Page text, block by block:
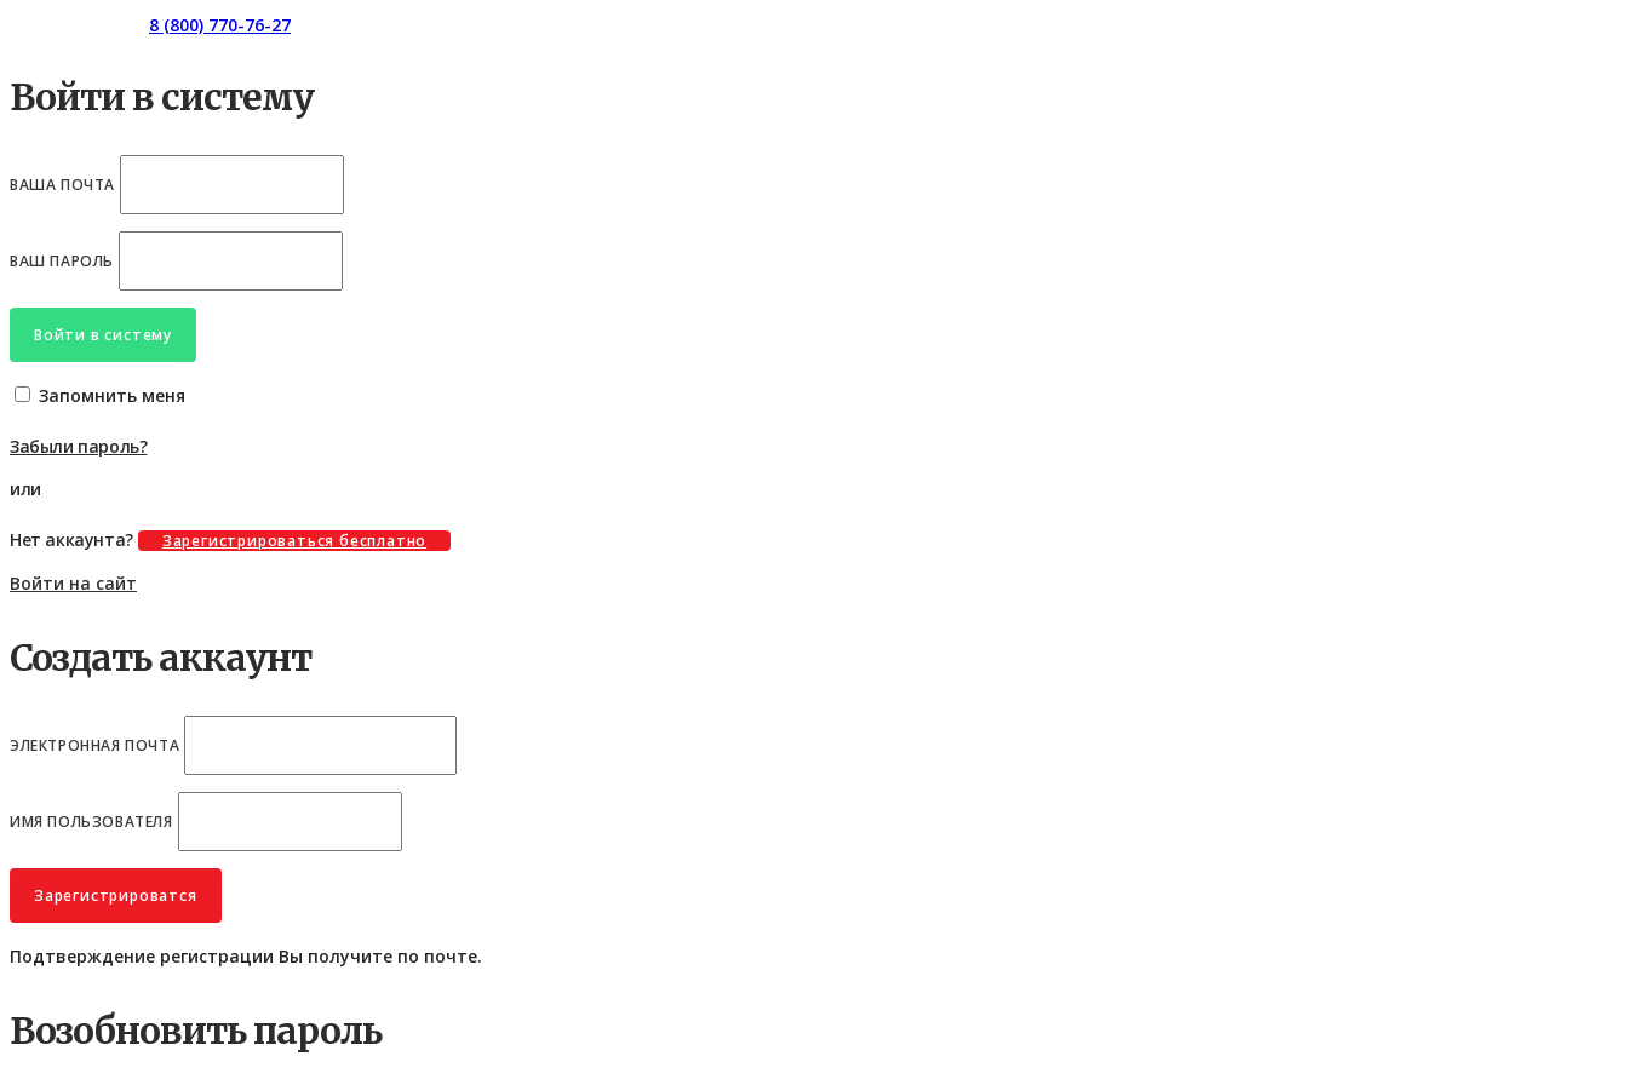
8 (800) 770-76-27
Войти в систему
ВАША ПОЧТА
ВАШ ПАРОЛЬ
Войти в систему
Запомнить меня
Забыли пароль?
или
Нет аккаунта? Зарегистрироваться бесплатно
Войти на сайт
Создать аккаунт
ЭЛЕКТРОННАЯ ПОЧТА
ИМЯ ПОЛЬЗОВАТЕЛЯ
Подтверждение регистрации Вы получите по почте.
Возобновить пароль